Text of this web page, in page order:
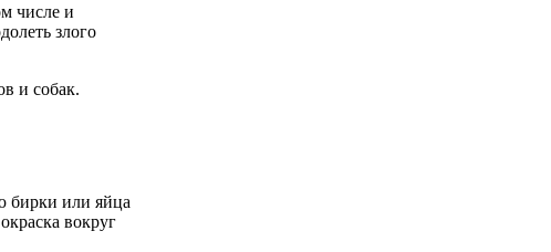
числе и
злого
и собак.
бирки или яйца
вокруг